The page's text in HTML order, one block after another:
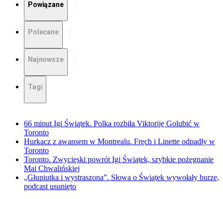
Powiązane
Polecane
Najnowsze
Tagi
66 minut Igi Świątek. Polka rozbiła Viktoriję Golubić w
Toronto
Hurkacz z awansem w Montrealu. Fręch i Linette odpadły w
Toronto
Toronto. Zwycięski powrót Igi Świątek, szybkie pożegnanie
Mai Chwalińskiej
„Głupiutka i wystraszona”. Słowa o Świątek wywołały burzę,
podcast usunięto